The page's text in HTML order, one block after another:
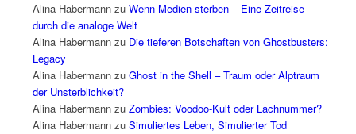
Alina Habermannzu Wenn Medien sterben – Eine Zeitreise
durch die analoge Welt
Alina Habermannzu Die tieferen Botschaften von Ghostbusters:
Legacy
Alina Habermannzu Ghost in the Shell – Traum oder Alptraum
der Unsterblichkeit?
Alina Habermannzu Zombies: Voodoo-Kult oder Lachnummer?
Alina Habermannzu Simuliertes Leben, Simulierter Tod